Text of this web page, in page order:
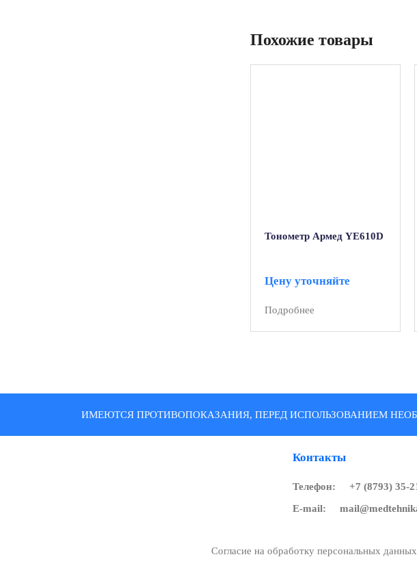
Похожие товары
Тонометр Армед YE610D
Цену уточняйте
Подробнее
ИМЕЮТСЯ ПРОТИВОПОКАЗАНИЯ, ПЕРЕД ИСПОЛЬЗОВАНИЕМ
Контакты
Телефон:
+7 (8793) 35-
E-mail:
Согласие на обработку персональных данных